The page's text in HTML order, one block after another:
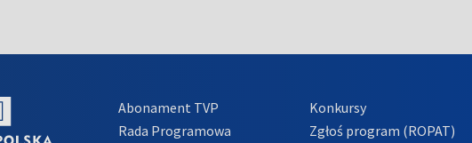
Abonament TVP
Rada Programowa
Konkursy
Zgłoś program (ROPAT)